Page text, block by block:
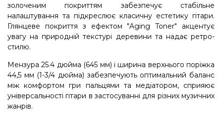
золоченим покриттям забезпечує стабільне
налаштування та підкреслює класичну естетику гітари.
Глянцеве покриття з ефектом "Aging Toner" акцентує
увагу на природній текстурі деревини та надає ретро-
стилю.
Мензура 25.4 дюйма (645 мм) і ширина верхнього поріжка
44,5 мм (1-3/4 дюйма) забезпечують оптимальний баланс
між комфортом гри пальцями та медіатором, сприяює
універсальності гітари в застосуванні для різних музичних
жанрів.